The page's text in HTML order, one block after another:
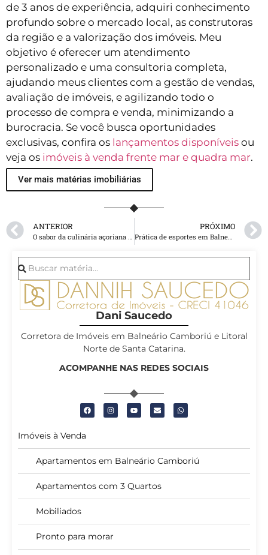
de 3 anos de experiência, adquiri conhecimento
profundo sobre o mercado local, as construtoras
da região e a valorização dos imóveis. Meu
objetivo é oferecer um atendimento
personalizado e uma consultoria completa,
ajudando meus clientes com a gestão de vendas,
avaliação de imóveis, e agilizando todo o
processo de compra e venda, minimizando a
burocracia. Se você busca oportunidades
exclusivas, confira os lançamentos disponíveis ou
veja os imóveis à venda frente mar e quadra mar.
Ver mais matérias imobiliárias
ANTERIOR PRÓXIMO
Prática de esportes em Balneário Camboriú: descubra o paraíso para os amantes de atividades físicas
Dani Saucedo
Corretora de Imóveis em Balneário Camboriú e Litoral
Norte de Santa Catarina.
ACOMPANHE NAS REDES SOCIAIS
Imóveis à Venda
Apartamentos em Balneário Camboriú
Apartamentos com 3 Quartos
Mobiliados
Pronto para morar